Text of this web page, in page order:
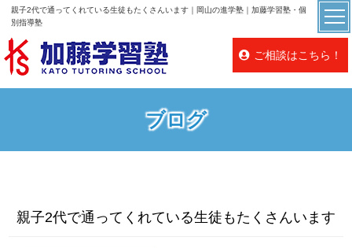
親子2代で通ってくれている生徒もたくさんいます｜岡山の進学塾｜加藤学習塾・個
別指導塾
ご相談はこちら！
ブログ
親子2代で通ってくれている生徒もたくさんいます